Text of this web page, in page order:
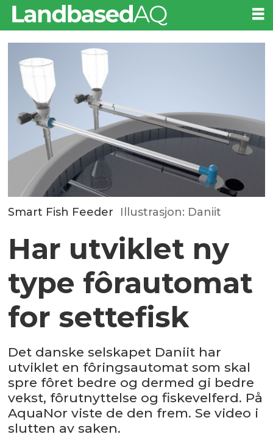
Smart Fish Feeder Illustrasjon: Daniit
Har utviklet ny
type fôrautomat
for settefisk
Det danske selskapet Daniit har
utviklet en fôringsautomat som skal
spre fôret bedre og dermed gi bedre
vekst, fôrutnyttelse og fiskevelferd. På
AquaNor viste de den frem. Se video i
slutten av saken.